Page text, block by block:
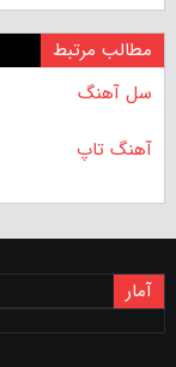
مطالب مرتبط
سل آهنگ
آهنگ تاپ
آمار